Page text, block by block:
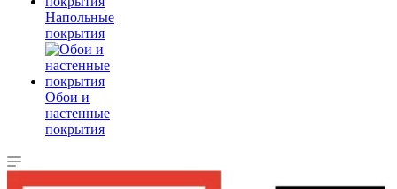
Напольные
покрытия
Обои и
настенные
покрытия